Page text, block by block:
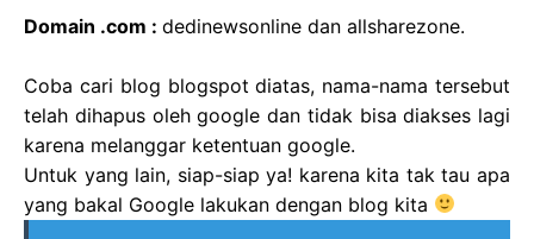
Domain .com : dedinewsonline dan allsharezone.
Coba cari blog blogspot diatas, nama-nama tersebut
telah dihapus oleh google dan tidak bisa diakses lagi
karena melanggar ketentuan google.
Untuk yang lain, siap-siap ya! karena kita tak tau apa
yang bakal Google lakukan dengan blog kita